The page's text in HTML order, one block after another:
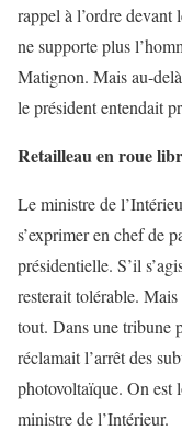
rappel à l’ordre devant
ne supporte plus
Matignon. Mais au-
le président entendait
Retailleau en roue
Le ministre de
s’exprimer en chef de
présidentielle. S’il
resterait tolérable.
tout. Dans une tribune
réclamait l’arrêt des
photovoltaïque. On est
ministre de l’Intérieur.